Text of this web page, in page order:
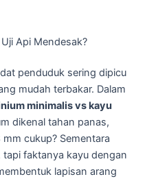
Api Mendesak?
penduduk sering dipicu
mudah terbakar. Dalam
minimalis vs kayu
dikenal tahan panas,
cukup? Sementara
faktanya kayu dengan
lapisan arang